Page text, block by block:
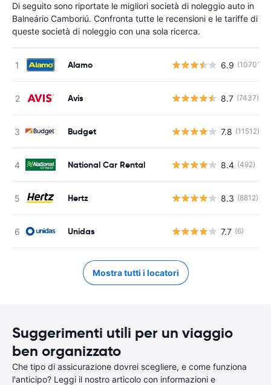
Di seguito sono riportate le migliori società di noleggio auto in
Balneário Camboriú. Confronta tutte le recensioni e le tariffe di
queste società di noleggio con una sola ricerca.
Alamo 6.9 (10701)
Avis 8.7 (7437)
Budget 7.8 (11512)
National Car Rental 8.4 (492)
Hertz 8.3 (8812)
Unidas 7.7 (6)
Mostra tutti i locatori
Suggerimenti utili per un viaggio
ben organizzato
Che tipo di assicurazione dovrei scegliere, e come funziona
l'anticipo? Leggi il nostro articolo con informazioni e